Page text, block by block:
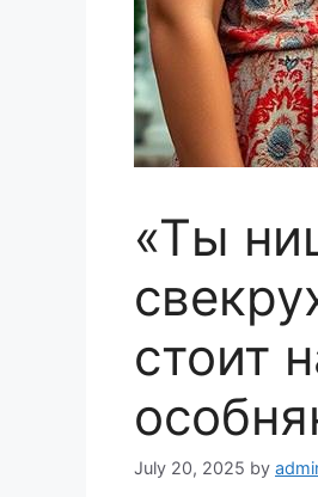
«Ты
стоит
July 20, 2025 by